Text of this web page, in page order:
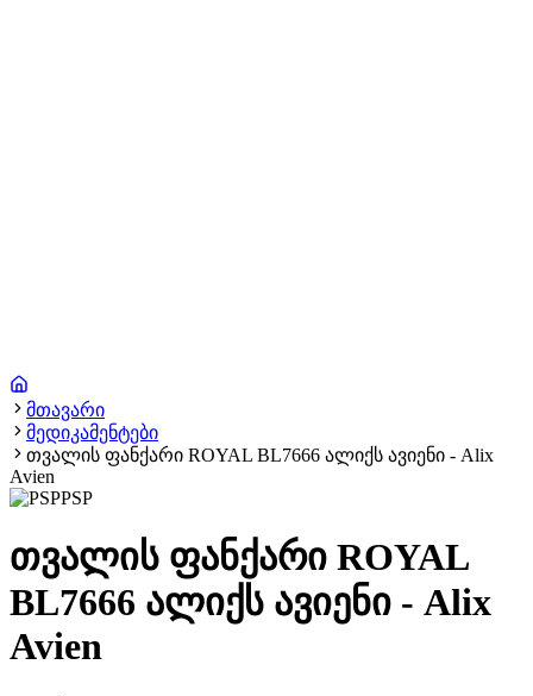
მთავარი
მედიკამენტები
თვალის ფანქარი ROYAL BL7666 ალიქს ავიენი - Alix
Avien
PSP
თვალის ფანქარი ROYAL
BL7666 ალიქს ავიენი - Alix
Avien